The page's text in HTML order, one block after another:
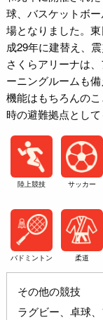
球、バスケットボ
場となりました。
成29年に建替え、
さくらアリーナは
ーニングルームも
機能はもちろんの
時の避難拠点とし
陸上競技 サッカー
バドミントン 柔道
その他の競技
ラグビー、卓球